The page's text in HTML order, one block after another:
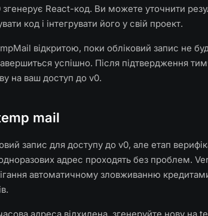
React-код. Ви можете уточнити
код і інтегрувати його у свій проект.
відкритою, поки обліковий запис не
успішно. Після підтвердження
на ваш доступ до v0.
mail
запис для доступу до v0, але етап
адрес проходять без проблем.
автоматичному зловживанню